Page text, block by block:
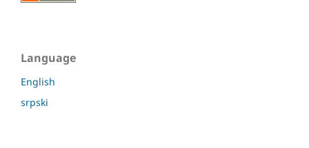
Language
English
srpski